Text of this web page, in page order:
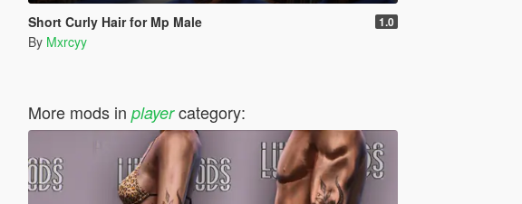
Short Curly Hair for Mp Male 1.0
By Mxrcyy
More mods in playercategory: